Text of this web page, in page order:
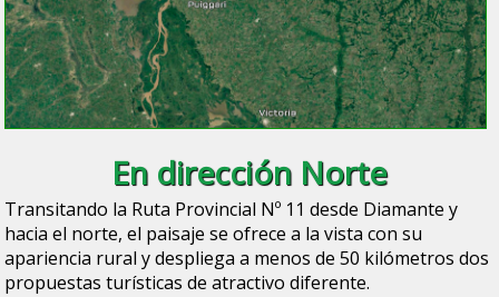
En dirección Norte
Transitando la Ruta Provincial Nº 11 desde Diamante y
hacia el norte, el paisaje se ofrece a la vista con su
apariencia rural y despliega a menos de 50 kilómetros dos
propuestas turísticas de atractivo diferente.